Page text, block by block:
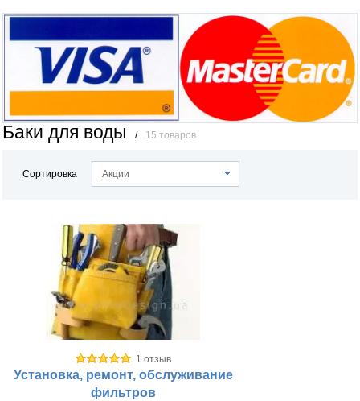
Баки для воды / 15 товаров
Сортировка Акции
1 отзыв
Установка, ремонт, обслуживание
фильтров